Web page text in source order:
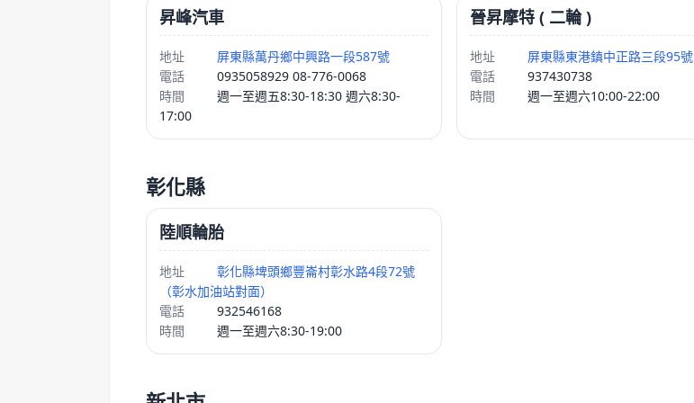
昇峰汽車
地址
屏東縣萬丹鄉中興路一段587號
電話
0935058929 08-776-0068
時間
週一至週五8:30-18:30 週六8:30-
17:00
晉昇摩特 ( 二輪 )
地址
屏東縣東港鎮中正路三段95號
電話
937430738
時間
週一至週六10:00-22:00
彰化縣
陸順輪胎
地址
彰化縣埤頭鄉豐崙村彰水路4段72號
（彰水加油站對面）
電話
932546168
時間
週一至週六8:30-19:00